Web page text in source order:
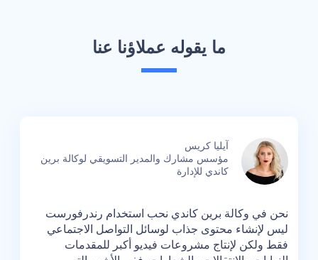
ما يقوله عملاؤنا عنا
آيليا كريس
مؤسس مشارك والمدير التسويقي لوكالة برين
كاندي للإدارة
نحن في وكالة برين كاندي نحب استخدام رندرفورست
ليس لإنشاء محتوى جذاب لوسائل التواصل الاجتماعي
فقط ولكن لإنتاج مشروعات فيديو أكبر للمقدمات